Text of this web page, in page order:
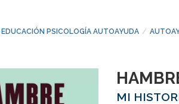
PSICOLOGÍA AUTOAYUDA
MI